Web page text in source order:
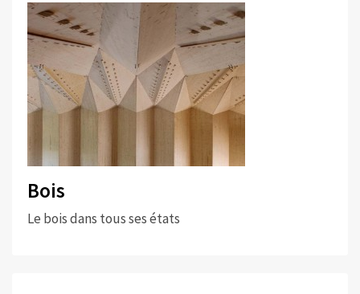
Bois
Le bois dans tous ses états